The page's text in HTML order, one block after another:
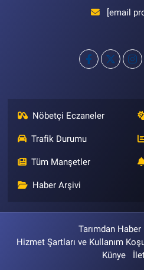
[email
Nöbetçi Eczaneler
Trafik Durumu
Tüm Manşetler
Haber Arşivi
Tarımdan Haber
Hizmet Şartları ve Kullanım
Künye